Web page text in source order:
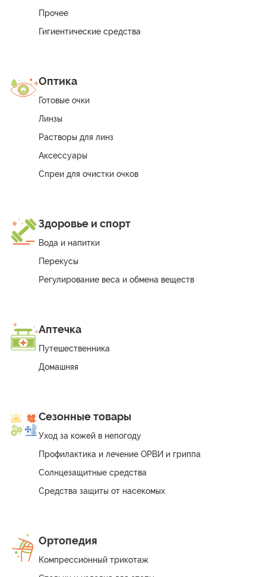
Прочее
Гигиентические средства
Оптика
Готовые очки
Линзы
Растворы для линз
Аксессуары
Спреи для очистки очков
Здоровье и спорт
Вода и напитки
Перекусы
Регулирование веса и обмена веществ
Аптечка
Путешественника
Домашняя
Сезонные товары
Уход за кожей в непогоду
Профилактика и лечение ОРВИ и гриппа
Солнцезащитные средства
Средства защиты от насекомых
Ортопедия
Компрессионный трикотаж